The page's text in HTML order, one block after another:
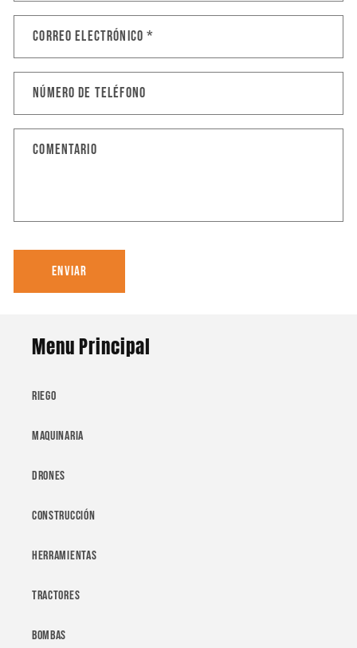
Correo electrónico*
Número de teléfono
Comentario
Enviar
Menu Principal
Riego
Maquinaria
Drones
Construcción
Herramientas
Tractores
Bombas